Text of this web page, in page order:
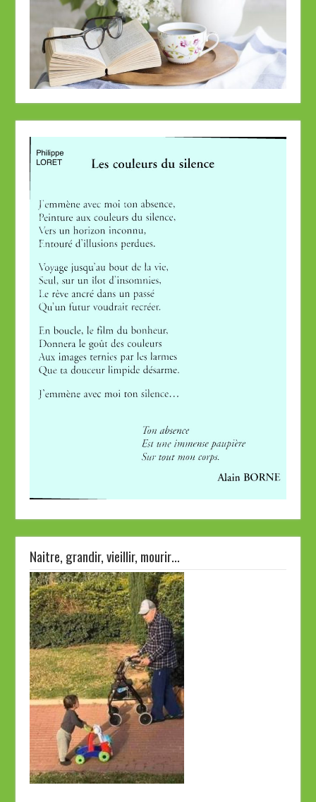
Naitre, grandir, vieillir, mourir…